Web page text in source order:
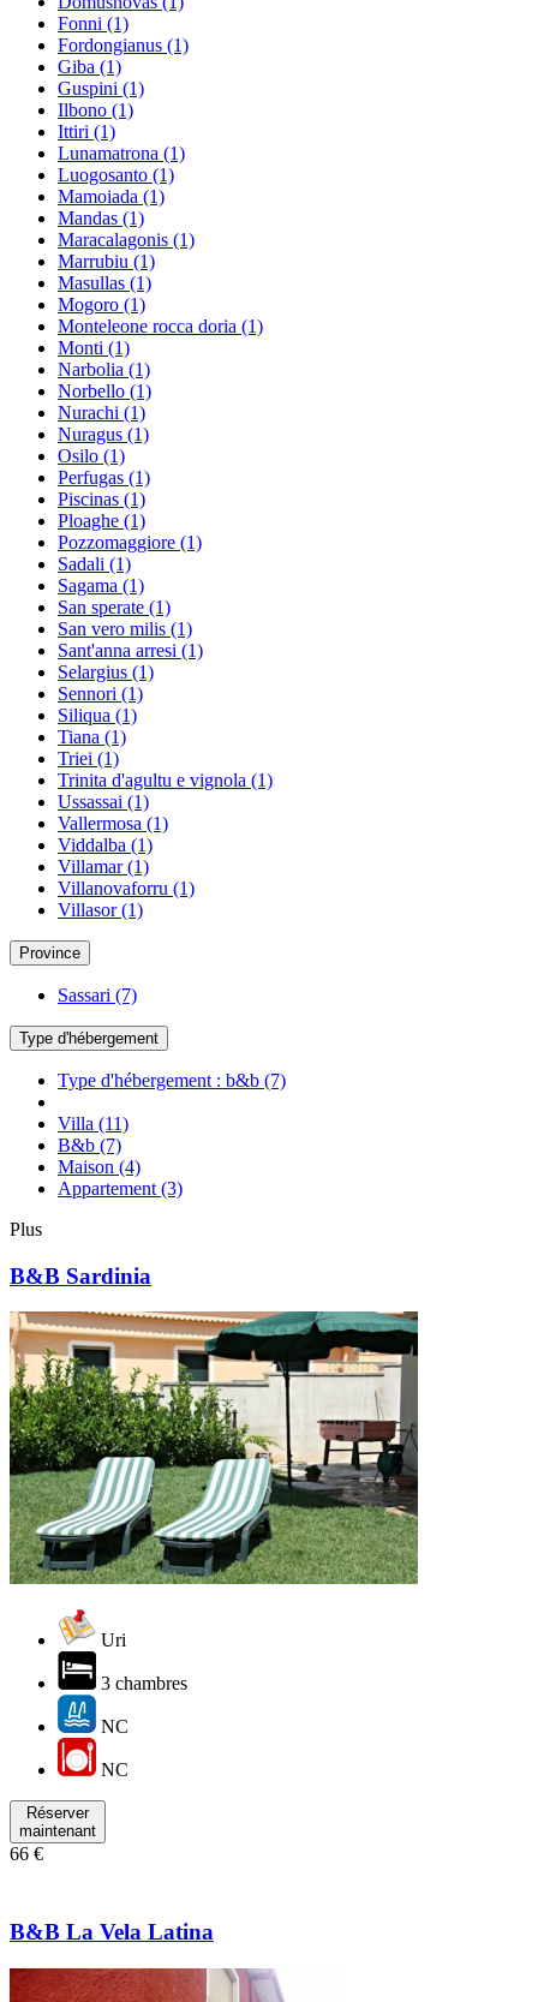
Fonni (1)
Fordongianus (1)
Giba (1)
Guspini (1)
Ilbono (1)
Ittiri (1)
Lunamatrona (1)
Luogosanto (1)
Mamoiada (1)
Mandas (1)
Maracalagonis (1)
Marrubiu (1)
Masullas (1)
Mogoro (1)
Monteleone rocca doria (1)
Monti (1)
Narbolia (1)
Norbello (1)
Nurachi (1)
Nuragus (1)
Osilo (1)
Perfugas (1)
Piscinas (1)
Ploaghe (1)
Pozzomaggiore (1)
Sadali (1)
Sagama (1)
San sperate (1)
San vero milis (1)
Sant'anna arresi (1)
Selargius (1)
Sennori (1)
Siliqua (1)
Tiana (1)
Triei (1)
Trinita d'agultu e vignola (1)
Ussassai (1)
Vallermosa (1)
Viddalba (1)
Villamar(1)
Villanovaforru (1)
Villasor(1)
Province
Sassari (7)
Type d'hébergement
Type d'hébergement : b&b (7)
Villa (11)
B&b (7)
Maison (4)
Appartement (3)
Plus
B&B Sardinia
Uri
3 chambres
NC
NC
Réserver
maintenant
66 €
B&B La Vela Latina